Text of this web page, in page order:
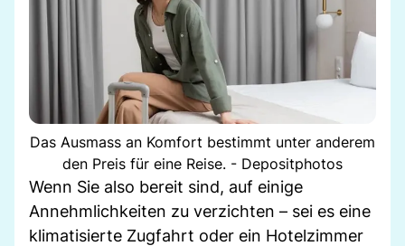
Das Ausmass an Komfort bestimmt unter anderem
den Preis für eine Reise. - Depositphotos
Wenn Sie also bereit sind, auf einige
Annehmlichkeiten zu verzichten – sei es eine
klimatisierte Zugfahrt oder ein Hotelzimmer